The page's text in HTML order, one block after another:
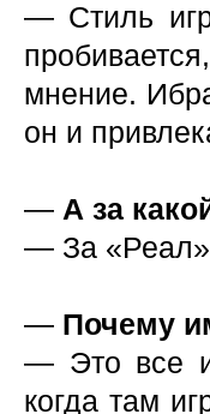
— Стиль
мнение.
он и
— А за
— За
— Почему
— Это все
когда там